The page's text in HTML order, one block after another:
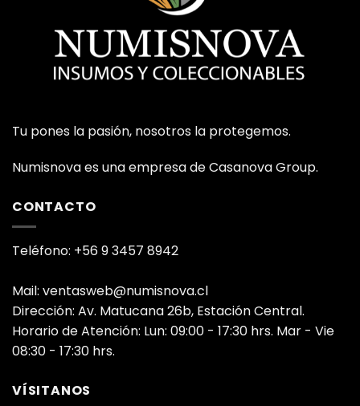
Tu pones la pasión, nosotros la protegemos.
Numisnova es una empresa de Casanova Group.
CONTACTO
Teléfono: +56 9 3457 8942
Mail: ventasweb@numisnova.cl
Dirección: Av. Matucana 26b, Estación Central.
Horario de Atención: Lun: 09:00 - 17:30 hrs. Mar - Vie
08:30 - 17:30 hrs.
VÍSITANOS